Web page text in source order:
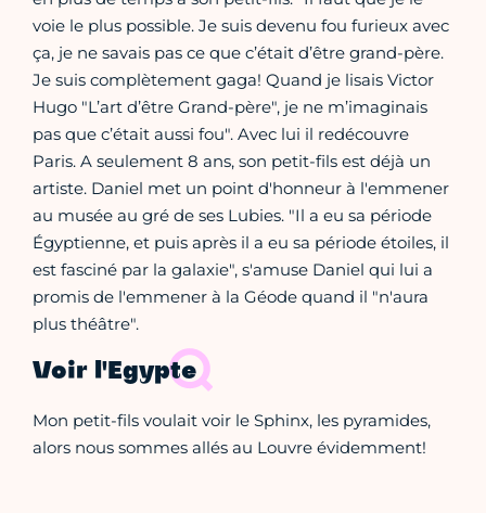
voie le plus possible. Je suis devenu fou furieux avec
ça, je ne savais pas ce que c’était d’être grand-père.
Je suis complètement gaga! Quand je lisais Victor
Hugo "L’art d’être Grand-père", je ne m’imaginais
pas que c’était aussi fou". Avec lui il redécouvre
Paris. A seulement 8 ans, son petit-fils est déjà un
artiste. Daniel met un point d'honneur à l'emmener
au musée au gré de ses Lubies. "Il a eu sa période
Égyptienne, et puis après il a eu sa période étoiles, il
est fasciné par la galaxie", s'amuse Daniel qui lui a
promis de l'emmener à la Géode quand il "n'aura
plus théâtre".
Voir l'Egypte
Mon petit-fils voulait voir le Sphinx, les pyramides,
alors nous sommes allés au Louvre évidemment!